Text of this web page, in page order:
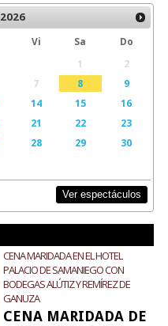
2026
Vi Sa
Do
1
2
7 8
9
14 15
16
21 22
23
28 29
30
Ver espectáculos
CENA MARIDADA EN EL HOTEL
PALACIO DE SAMANIEGO CON
BODEGAS ALÚTIZ Y REMÍREZ DE
GANUZA
CENA MARIDADA DE